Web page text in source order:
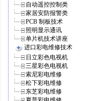
自动遥控控制类
家居安防报警类
PCB 制板技术
照明显示通讯
单片机技术讲座
进口彩电维修技术
日立彩色电视机
三星彩色电视机
索尼彩电维修
松下彩电维修
东芝彩电维修